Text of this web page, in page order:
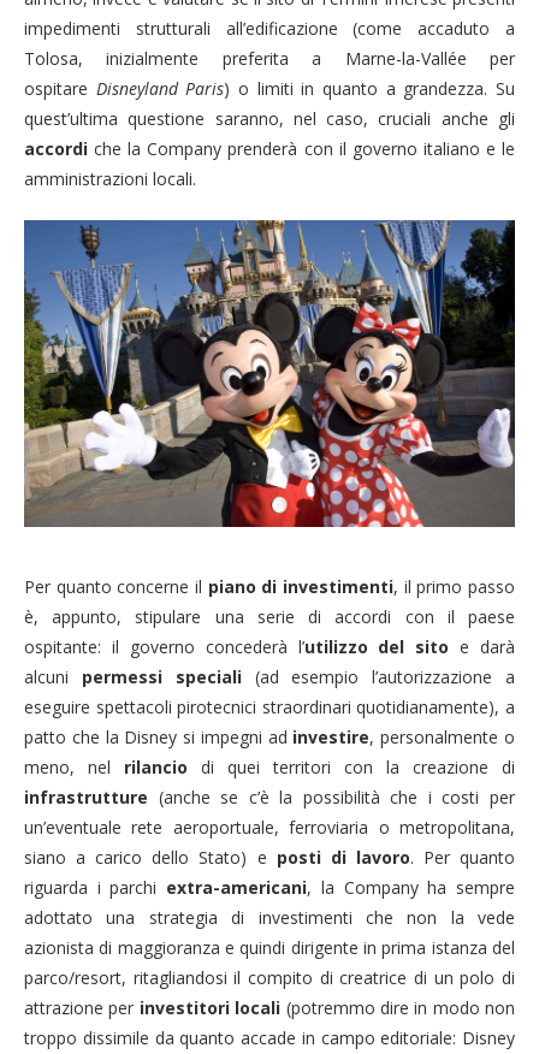
impedimenti strutturali all’edificazione (come accaduto a
Tolosa, inizialmente preferita a Marne-la-Vallée per
ospitare Disneyland Paris) o limiti in quanto a grandezza. Su
quest’ultima questione saranno, nel caso, cruciali anche gli
accordi che la Company prenderà con il governo italiano e le
amministrazioni locali.
Per quanto concerne il piano di investimenti, il primo passo
è, appunto, stipulare una serie di accordi con il paese
ospitante: il governo concederà l’utilizzo del sito e darà
alcuni permessi speciali(ad esempio l’autorizzazione a
eseguire spettacoli pirotecnici straordinari quotidianamente), a
patto che la Disney si impegni ad investire, personalmente o
meno, nel rilancio di quei territori con la creazione di
infrastrutture (anche se c’è la possibilità che i costi per
un’eventuale rete aeroportuale, ferroviaria o metropolitana,
siano a carico dello Stato) e posti di lavoro. Per quanto
riguarda i parchi extra-americani, la Company ha sempre
adottato una strategia di investimenti che non la vede
azionista di maggioranza e quindi dirigente in prima istanza del
parco/resort, ritagliandosi il compito di creatrice di un polo di
attrazione per investitori locali (potremmo dire in modo non
troppo dissimile da quanto accade in campo editoriale: Disney